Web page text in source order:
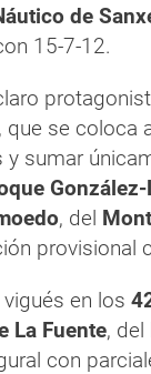
de
15-7-12.
, que se coloca
sumar
, del
provisional
en los
La Fuente, del
con